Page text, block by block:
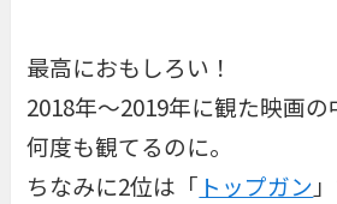
最高におもしろい！
2018年〜2019年に観た映画の
何度も観てるのに。
ちなみに2位は「 トップガン